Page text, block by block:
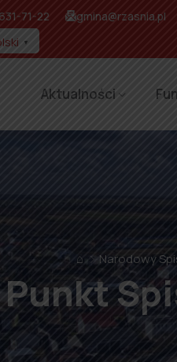
71-22 gmina@rzasnia.pl
▼
Aktualności
⌂ Narodowy